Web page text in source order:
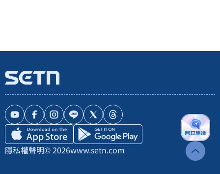
隱私權聲明© 2026www.setn.com